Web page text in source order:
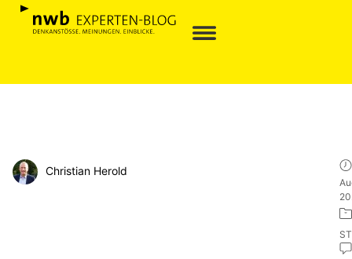
Christian Herold